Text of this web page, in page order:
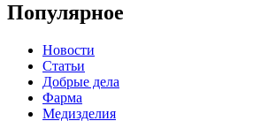
Популярное
Новости
Статьи
Добрые дела
Фарма
Медизделия